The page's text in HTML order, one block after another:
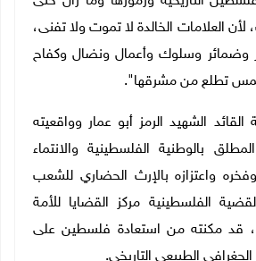
العلامات الخالدة لا تموت ولا تفنى،
وضمائر وسلوك وأعمال ونضال وكفاح
تطلع من مشرقها".
الشهيد الرمز أبو عمار وواقعيته
بالوطنية الفلسطينية والانتماء
واعتزازه بالإرث الحضاري للشعب
الفلسطينية مركز القضايا للأمة
قد مكنته من استعادة فلسطين على
الطبيعي التاريخي.